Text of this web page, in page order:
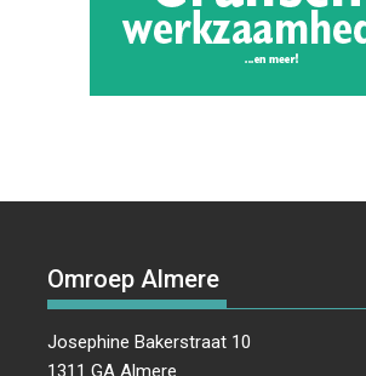
Omroep Almere
Josephine Bakerstraat 10
1311 GA Almere